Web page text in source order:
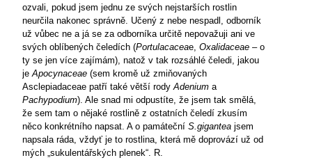
ozvali, pokud jsem jednu ze svých nejstarších rostlin
neurčila nakonec správně. Učený z nebe nespadl, odborník
už vůbec ne a já se za odborníka určitě nepovažuji ani ve
svých oblíbených čeledích (Portulacaceae, Oxalidaceae – o
ty se jen více zajímám), natož v tak rozsáhlé čeledi, jakou
jeApocynaceae (sem kromě už zmiňovaných
Asclepiadaceae patří také větší rodyAdenium a
Pachypodium). Ale snad mi odpustíte, že jsem tak smělá,
že sem tam o nějaké rostlině z ostatních čeledí zkusím
něco konkrétního napsat. A o památeční S.gigantea jsem
napsala ráda, vždyť je to rostlina, která mě doprovází už od
mých „sukulentářských plenek“. R.